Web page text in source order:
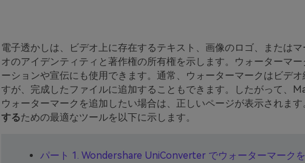
電子透かしは、ビデオ上に存在するテキスト、画像のロゴ、または
オのアイデンティティと著作権の所有権を示します。ウォーターマ
ーションや宣伝にも使用できます。通常、ウォーターマークはビデオ
すが、完成したファイルに追加することもできます。したがって、
ウォーターマークを追加したい場合は、正しいページが表示されます
するための最適なツールを以下に示します。
パート 1. Wondershare UniConverter でウォーターマーク